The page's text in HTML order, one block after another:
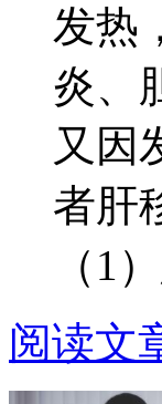
发热
炎、
又因
者肝
（1
阅读文